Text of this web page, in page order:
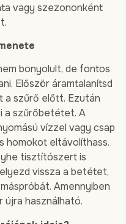
vagy szezononként
bonyolult, de fontos
Először áramtalanítsd
a szűrő előtt. Ezután
a szűrőbetétet. A
vízzel vagy csap
homokot eltávolíthass.
tisztítószert is
vissza a betétet,
Amennyiben
újra használható.